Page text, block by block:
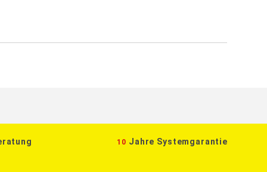
10 Jahre Systemgarantie